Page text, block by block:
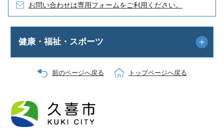
お問い合わせは専用フォームをご利用ください。
健康・福祉・スポーツ
前のページへ戻る トップページへ戻る